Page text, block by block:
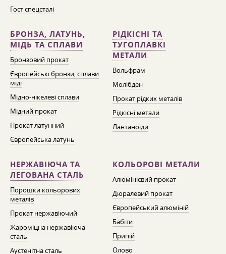
Гост спецсталі
БРОНЗА, ЛАТУНЬ,
МІДЬ ТА СПЛАВИ
Бронзовий прокат
Європейські бронзи, сплави
міді
Мідно-нікелеві сплави
Мідний прокат
Прокат латунний
Європейська латунь
РІДКІСНІ ТА
ТУГОПЛАВКІ
МЕТАЛИ
Вольфрам
Молібден
Прокат рідких металів
Рідкісні метали
Лантаноїди
НЕРЖАВІЮЧА ТА
ЛЕГОВАНА СТАЛЬ
Порошки кольорових
металів
Прокат нержавіючий
Жароміцна нержавіюча
сталь
Аустенітна сталь
КОЛЬОРОВІ МЕТАЛИ
Алюмінієвий прокат
Дюралевий прокат
Європейський алюміній
Бабіти
Припій
Олово